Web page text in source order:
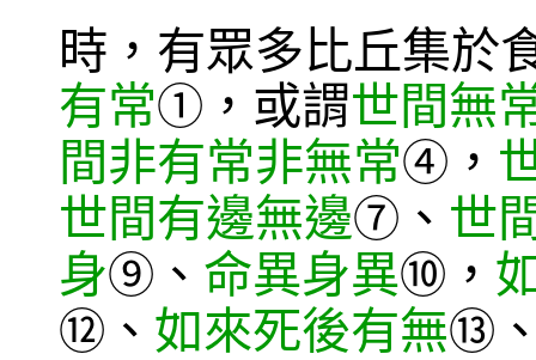
時，有眾多比丘集於
有常① ，或謂世間無
間非有常非無常④ ，
世間有邊無邊⑦ 、 世
身⑨ 、 命異身異⑩ ，
⑫ 、 如來死後有無⑬